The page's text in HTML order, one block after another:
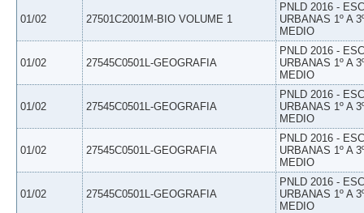
01/02 27501C2001M-BIO VOLUME 1
PNLD 2016 -
URBANAS 1º A
MEDIO
01/02 27545C0501L-GEOGRAFIA
PNLD 2016 -
URBANAS 1º A
MEDIO
01/02 27545C0501L-GEOGRAFIA
PNLD 2016 -
URBANAS 1º A
MEDIO
01/02 27545C0501L-GEOGRAFIA
PNLD 2016 -
URBANAS 1º A
MEDIO
01/02 27545C0501L-GEOGRAFIA
PNLD 2016 -
URBANAS 1º A
MEDIO